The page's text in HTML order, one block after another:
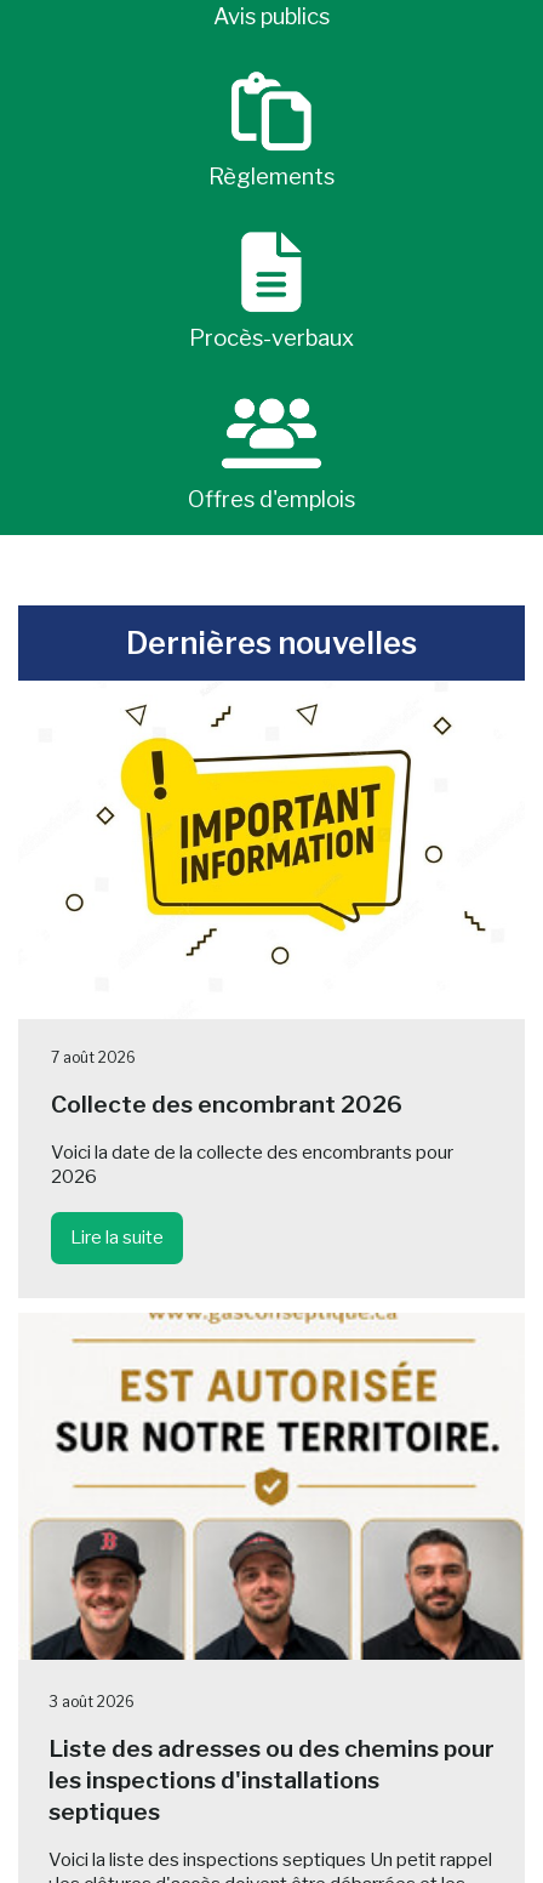
Avis publics
Règlements
Procès-verbaux
Offres d'emplois
Dernières nouvelles
7 août 2026
Collecte des encombrant 2026
Voici la date de la collecte des encombrants pour
2026
Lire la suite
3 août 2026
Liste des adresses ou des chemins pour
les inspections d'installations
septiques
Voici la liste des inspections septiques Un petit rappel